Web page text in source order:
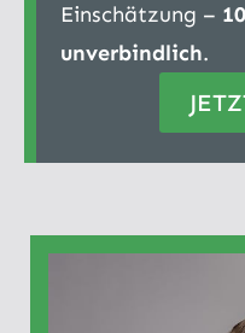
Einschätzung –
unverbindlich.